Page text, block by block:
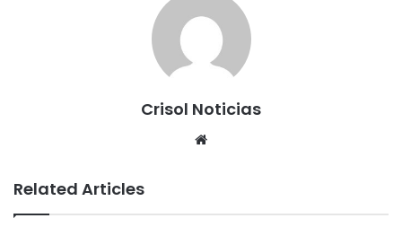
Crisol Noticias
Related Articles